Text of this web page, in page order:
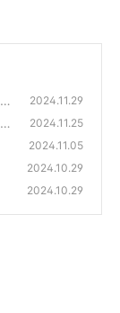
2024.11.29
2024.11.25
2024.11.05
2024.10.29
2024.10.29